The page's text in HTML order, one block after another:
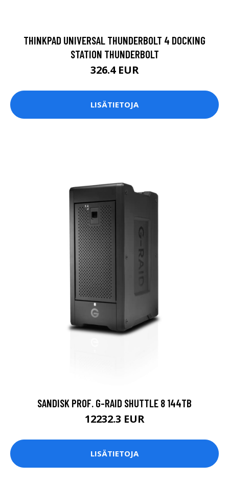
THINKPAD UNIVERSAL THUNDERBOLT 4 DOCKING
STATION THUNDERBOLT
326.4 EUR
LISÄTIETOJA
SANDISK PROF. G-RAID SHUTTLE 8 144TB
12232.3 EUR
LISÄTIETOJA